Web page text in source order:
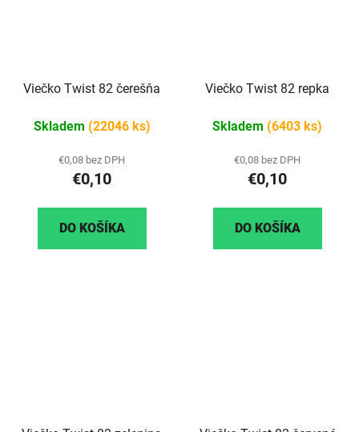
Viečko Twist 82 čerešňa
Skladem (22046 ks)
€0,08 bez DPH
€0,10
DO KOŠÍKA
Viečko Twist 82 repka
Skladem (6403 ks)
€0,08 bez DPH
€0,10
DO KOŠÍKA